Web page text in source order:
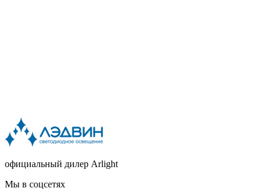
официальный дилер Arlight
Мы в соцсетях